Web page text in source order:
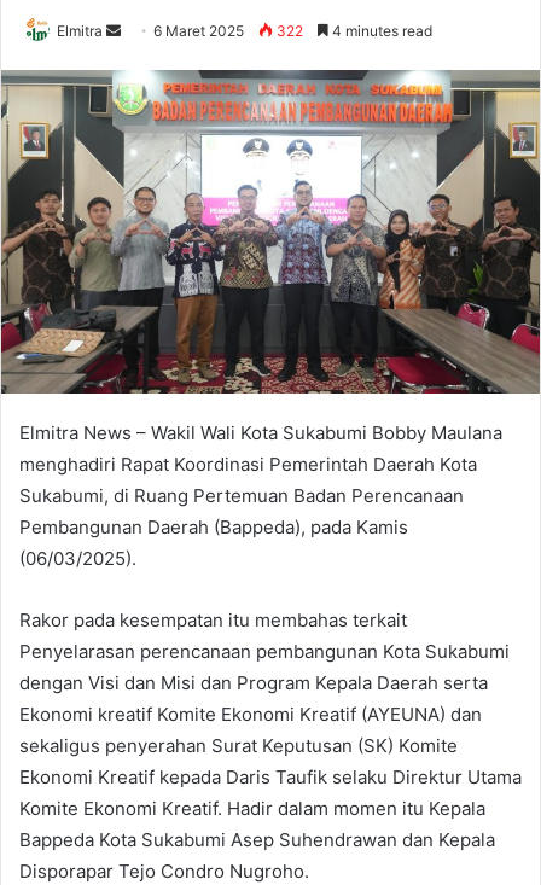
Elmitra
Send
email
6 Maret 2025 322 4 minutes read
Elmitra News – Wakil Wali Kota Sukabumi Bobby Maulana
menghadiri Rapat Koordinasi Pemerintah Daerah Kota
Sukabumi, di Ruang Pertemuan Badan Perencanaan
Pembangunan Daerah (Bappeda), pada Kamis
(06/03/2025).
Rakor pada kesempatan itu membahas terkait
Penyelarasan perencanaan pembangunan Kota Sukabumi
dengan Visi dan Misi dan Program Kepala Daerah serta
Ekonomi kreatif Komite Ekonomi Kreatif (AYEUNA) dan
sekaligus penyerahan Surat Keputusan (SK) Komite
Ekonomi Kreatif kepada Daris Taufik selaku Direktur Utama
Komite Ekonomi Kreatif. Hadir dalam momen itu Kepala
Bappeda Kota Sukabumi Asep Suhendrawan dan Kepala
Disporapar Tejo Condro Nugroho.